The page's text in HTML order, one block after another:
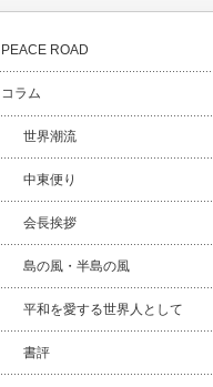
PEACE ROAD
コラム
世界潮流
中東便り
会長挨拶
島の風・半島の風
平和を愛する世界人として
書評